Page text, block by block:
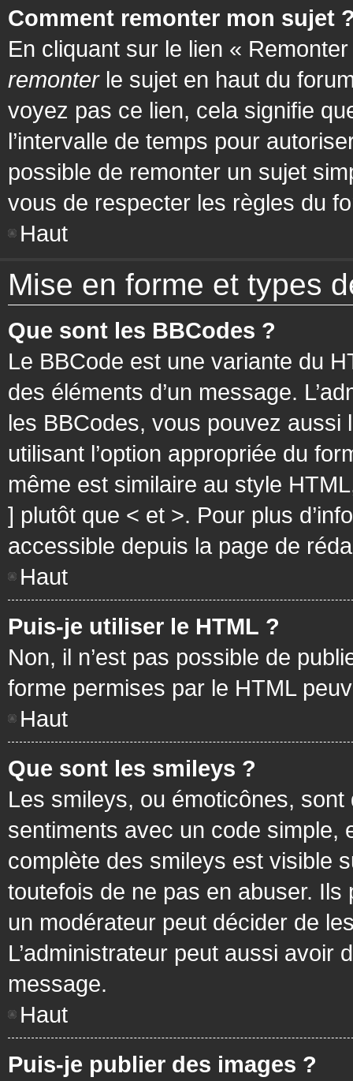
Comment remonter mon sujet
En cliquant sur le lien «
remonterle sujet en haut du
voyez pas ce lien, cela signifie
l’intervalle de temps pour
possible de remonter un sujet
vous de respecter les règles du
Haut
Mise en forme et types
Que sont les BBCodes ?
Le BBCode est une variante du
des éléments d’un message.
les BBCodes, vous pouvez
utilisant l’option appropriée du
même est similaire au style
] plutôt que < et >. Pour plus
accessible depuis la page de
Haut
Puis-je utiliser le HTML ?
Non, il n’est pas possible de
forme permises par le HTML
Haut
Que sont les smileys ?
Les smileys, ou émoticônes,
sentiments avec un code simple,
complète des smileys est visible
toutefois de ne pas en abuser.
un modérateur peut décider de
L’administrateur peut aussi avoir
message.
Haut
Puis-je publier des images ?